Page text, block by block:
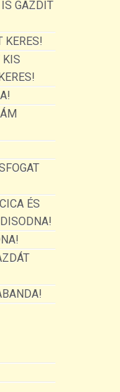
GAZDIT
KERES!
KIS
ÉS